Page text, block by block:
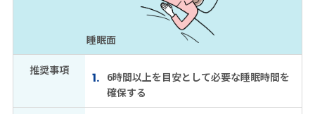
睡眠面
推奨事項
6時間以上を目安として必要な睡眠時間を
確保する